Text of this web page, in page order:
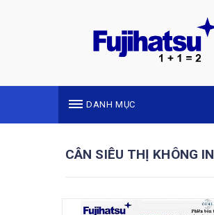
DANH MỤC
CÂN SIÊU THỊ KHÔNG IN